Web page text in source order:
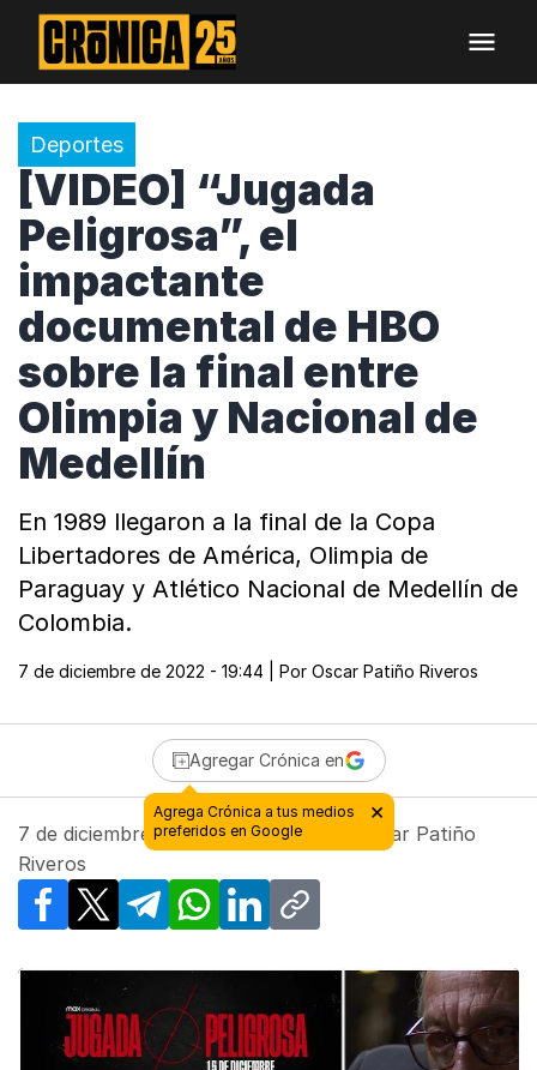
Deportes
[VIDEO] “Jugada
Peligrosa”, el
impactante
documental de HBO
sobre la final entre
Olimpia y Nacional de
Medellín
En 1989 llegaron a la final de la Copa
Libertadores de América, Olimpia de
Paraguay y Atlético Nacional de Medellín de
Colombia.
7 de diciembre de 2022 - 19:44 | Por Oscar Patiño Riveros
Agregar Crónica en
7 de diciembre de 2022 - 19:44| Por
Oscar Patiño
Riveros
Facebook
X TelegramWhatsApp
LinkedInCopy link